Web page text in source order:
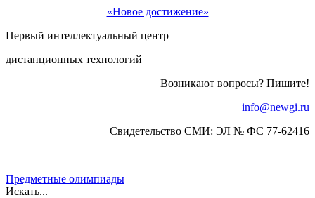
«Новое достижение»
Первый интеллектуальный центр
дистанционных технологий
Возникают вопросы? Пишите!
info@newgi.ru
Свидетельство СМИ: ЭЛ № ФС 77-62416
Предметные олимпиады
Искать...